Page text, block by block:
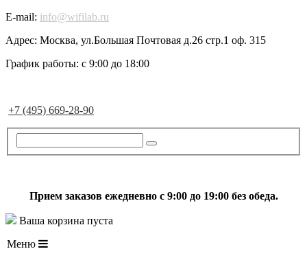
E-mail: info@wifilab.ru
Адрес: Москва, ул.Большая Почтовая д.26 стр.1 оф. 315
График работы: с 9:00 до 18:00
+7 (495) 669-28-90
Прием заказов ежедневно с 9:00 до 19:00 без обеда.
Ваша корзина пуста
Меню